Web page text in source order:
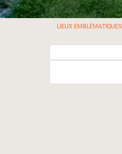
LIEUX EMBLÉMATIQUES